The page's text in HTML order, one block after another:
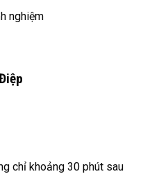
nghiệm
chỉ khoảng 30 phút sau